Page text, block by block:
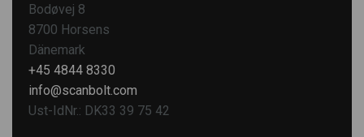
Bodøvej 8
8700 Horsens
Dänemark
+45 4844 8330
info@scanbolt.com
Ust-IdNr.: DK33 39 75 42